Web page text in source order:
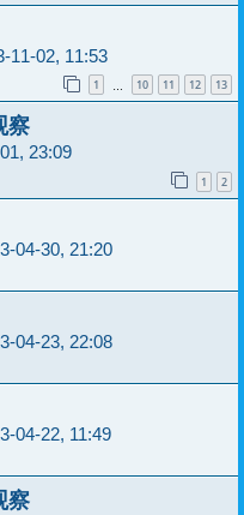
11-02, 11:53
1 … 10 11 12 13
察
23:09
1 2
04-30, 21:20
04-23, 22:08
04-22, 11:49
察